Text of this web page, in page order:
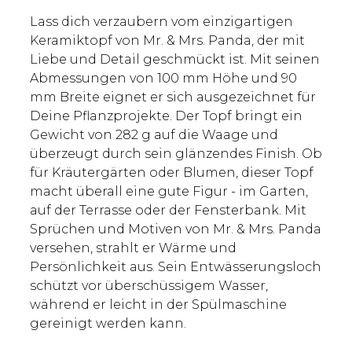
Lass dich verzaubern vom einzigartigen
Keramiktopf von Mr. & Mrs. Panda, der mit
Liebe und Detail geschmückt ist. Mit seinen
Abmessungen von 100 mm Höhe und 90
mm Breite eignet er sich ausgezeichnet für
Deine Pflanzprojekte. Der Topf bringt ein
Gewicht von 282 g auf die Waage und
überzeugt durch sein glänzendes Finish. Ob
für Kräutergärten oder Blumen, dieser Topf
macht überall eine gute Figur - im Garten,
auf der Terrasse oder der Fensterbank. Mit
Sprüchen und Motiven von Mr. & Mrs. Panda
versehen, strahlt er Wärme und
Persönlichkeit aus. Sein Entwässerungsloch
schützt vor überschüssigem Wasser,
während er leicht in der Spülmaschine
gereinigt werden kann.